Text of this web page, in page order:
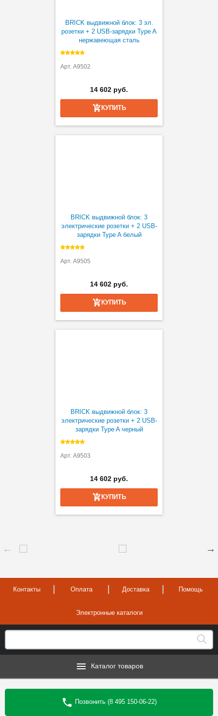
BRICK выдвижной блок: 3 эл.
розетки + 2 USB-зарядки Type A
нержавеющая сталь
Арт. A9502
14 602 руб.
КУПИТЬ
BRICK выдвижной блок: 3
электрические розетки + 2 USB-
зарядки Type A белый
Арт. A9505
14 602 руб.
КУПИТЬ
BRICK выдвижной блок: 3
электрические розетки + 2 USB-
зарядки Type A черный
Арт. A9503
14 602 руб.
КУПИТЬ
Контакты Оплата Доставка Помощь
Электронные каталоги
Каталог товаров
Позвонить (8 495 150-06-22)